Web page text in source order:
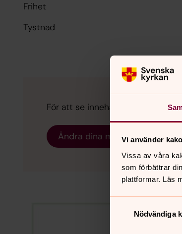
Vi använder
Vissa av våra
som förbättrar
plattformar. Läs
Nödvändiga
Frihet
Tystnad
För att se innehållet behöver du
Ändra dina marknadsföring för